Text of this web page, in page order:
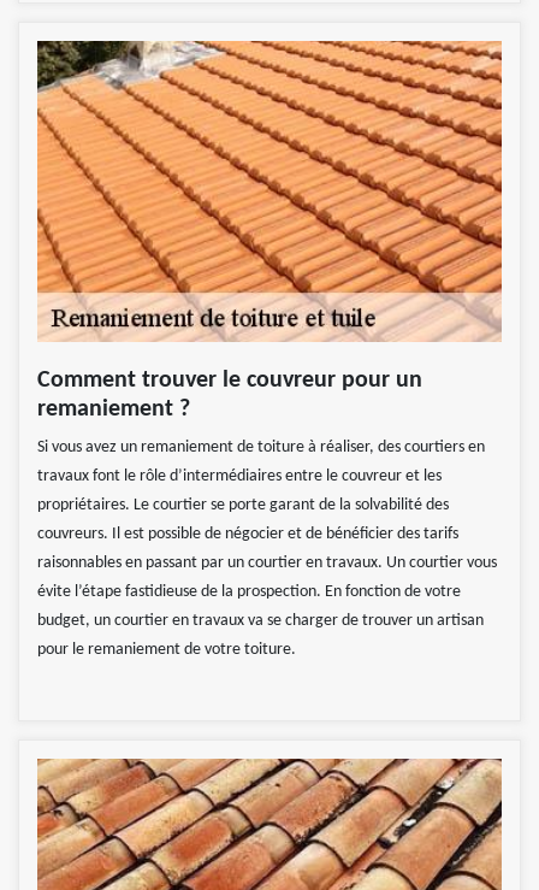
Comment trouver le couvreur pour un
remaniement ?
Si vous avez un remaniement de toiture à réaliser, des courtiers en
travaux font le rôle d’intermédiaires entre le couvreur et les
propriétaires. Le courtier se porte garant de la solvabilité des
couvreurs. Il est possible de négocier et de bénéficier des tarifs
raisonnables en passant par un courtier en travaux. Un courtier vous
évite l’étape fastidieuse de la prospection. En fonction de votre
budget, un courtier en travaux va se charger de trouver un artisan
pour le remaniement de votre toiture.